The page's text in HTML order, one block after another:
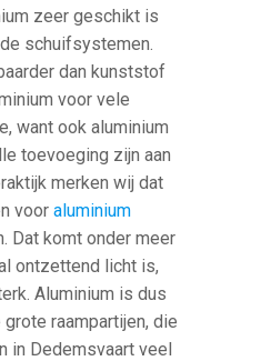
zeer geschikt is
schuifsystemen.
dan kunststof
voor vele
want ook aluminium
toevoeging zijn aan
merken wij dat
vooraluminium
Dat komt onder meer
ontzettend licht is,
Aluminium is dus
raampartijen, die
in Dedemsvaart veel